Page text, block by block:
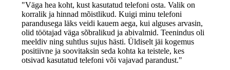
"Väga hea koht, kust kasutatud telefoni osta. Valik on
korralik ja hinnad mõistlikud. Kuigi minu telefoni
parandusega läks veidi kauem aega, kui alguses arvasin,
olid töötajad väga sõbralikud ja abivalmid. Teenindus oli
meeldiv ning suhtlus sujus hästi. Üldiselt jäi kogemus
positiivne ja soovitaksin seda kohta ka teistele, kes
otsivad kasutatud telefoni või vajavad parandust."